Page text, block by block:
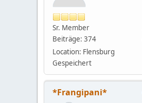
Sr. Member
Beiträge: 374
Location: Flensburg
Gespeichert
*Frangipani*